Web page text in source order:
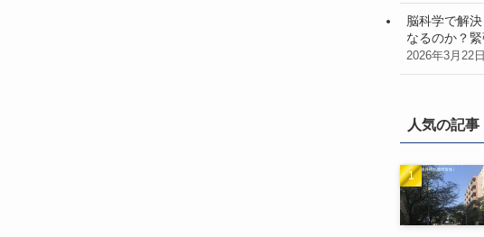
脳科学で解
なるのか？
2026年3月22日
人気の記事